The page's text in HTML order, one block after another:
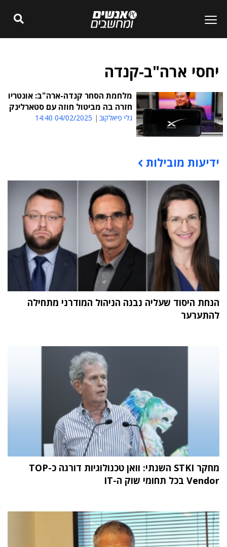
יחסי ארה"ב-קנדה
מלחמת הסחר קנדה-ארה"ב: אונטריו
חזרה בה מביטול חוזה עם סטארלינק
גלי פיאלקוב 04/02/2025 14:40
תוכן פרסומי
ידיעות מובילות
הנחת היסוד שעליה נבנה הניהול המודרני מתחילה
להתערער
מחקר STKI השנתי: וואן טכנולוגיות דורגה כ-TOP
Vendor בכל תחומי שוק ה-IT